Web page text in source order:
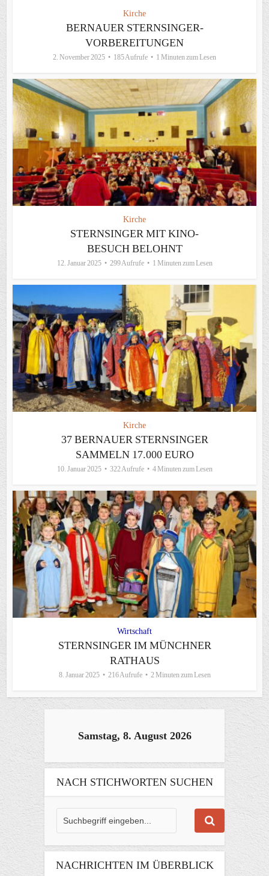
Kirche
BERNAUER STERNSINGER-
VORBEREITUNGEN
2. November 2025 185 Aufrufe 1 Minuten zum Lesen
Kirche
STERNSINGER MIT KINO-
BESUCH BELOHNT
12. Januar 2025 299 Aufrufe 1 Minuten zum Lesen
Kirche
37 BERNAUER STERNSINGER
SAMMELN 17.000 EURO
10. Januar 2025 322 Aufrufe 4 Minuten zum Lesen
Wirtschaft
STERNSINGER IM MÜNCHNER
RATHAUS
8. Januar 2025 216 Aufrufe 2 Minuten zum Lesen
Samstag, 8. August 2026
NACH STICHWORTEN SUCHEN
NACHRICHTEN IM ÜBERBLICK